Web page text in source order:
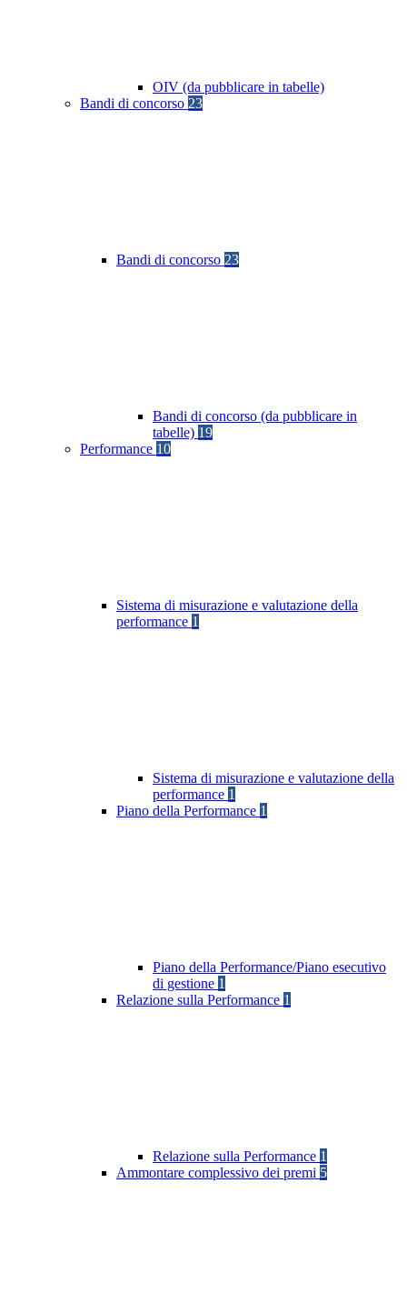
OIV (da pubblicare in tabelle)
Bandi di concorso 23
Bandi di concorso 23
Bandi di concorso (da pubblicare in
tabelle) 19
Performance 10
Sistema di misurazione e valutazione della
performance 1
Sistema di misurazione e valutazione della
performance 1
Piano della Performance 1
Piano della Performance/Piano esecutivo
di gestione 1
Relazione sulla Performance 1
Relazione sulla Performance 1
Ammontare complessivo dei premi 5